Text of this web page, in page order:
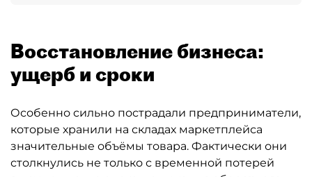
Восстановление бизнеса:
ущерб и сроки
Особенно сильно пострадали предприниматели,
которые хранили на складах маркетплейса
значительные объёмы товара. Фактически они
столкнулись не только с временной потерей